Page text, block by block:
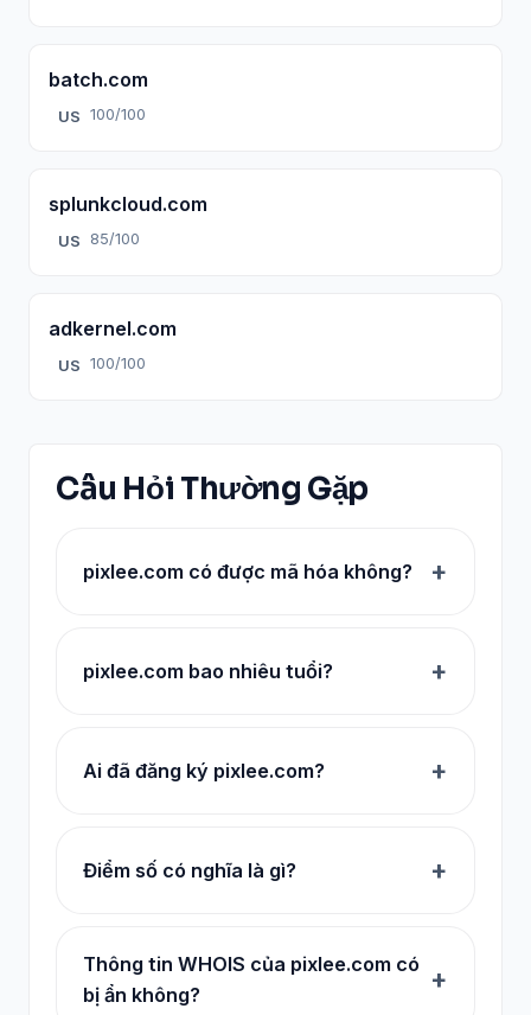
batch.com
US 100/100
splunkcloud.com
US 85/100
adkernel.com
US 100/100
Câu Hỏi Thường Gặp
pixlee.com có được mã hóa không?
pixlee.com bao nhiêu tuổi?
Ai đã đăng ký pixlee.com?
Điểm số có nghĩa là gì?
Thông tin WHOIS của pixlee.com có
bị ẩn không?